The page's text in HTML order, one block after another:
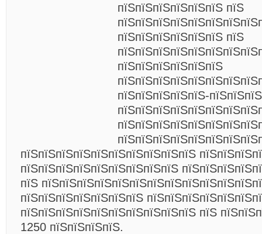
пїЅпїЅпїЅпїЅпїЅпїЅ пїЅ
пїЅпїЅпїЅпїЅпїЅпїЅ пїЅ
пїЅпїЅпїЅпїЅпїЅпїЅ
пїЅпїЅпїЅпїЅпїЅ-
пїЅпїЅпїЅпїЅпїЅпїЅпїЅпїЅпїЅпїЅ
пїЅпїЅпїЅпїЅпїЅпїЅпїЅпїЅпїЅ
пїЅ
пїЅпїЅпїЅпїЅпїЅпїЅпїЅ
пїЅпїЅпїЅпїЅпїЅпїЅпїЅпїЅпїЅпїЅ пїЅ
1250 пїЅпїЅпїЅпїЅ.